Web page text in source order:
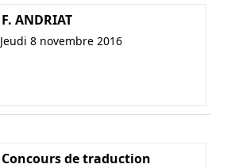
F. ANDRIAT
Jeudi 8 novembre 2016
Concours de traduction